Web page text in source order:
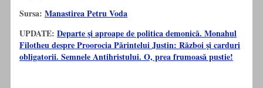
Sursa: Manastirea Petru Voda
UPDATE: Departe şi aproape de politica demonică. Monahul
Filotheu despre Proorocia Părintelui Justin: Război şi carduri
obligatorii. Semnele Antihristului. O, prea frumoasă pustie!